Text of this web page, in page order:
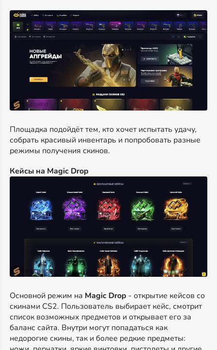
Площадка подойдёт тем, кто хочет испытать удачу,
собрать красивый инвентарь и попробовать разные
режимы получения скинов.
Кейсы на Magic Drop
Основной режим на Magic Drop - открытие кейсов со
скинами CS2. Пользователь выбирает кейс, смотрит
список возможных предметов и открывает его за
баланс сайта. Внутри могут попадаться как
недорогие скины, так и более редкие предметы: